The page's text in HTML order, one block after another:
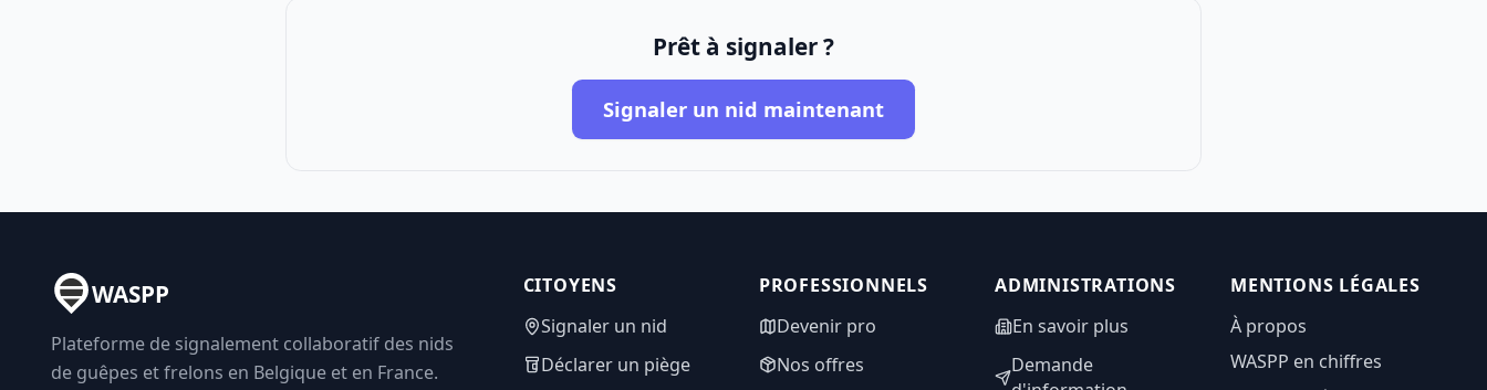
Prêt à signaler ?
Signaler un nid maintenant
WASPP
Plateforme de signalement collaboratif des nids
de guêpes et frelons en Belgique et en France.
CITOYENS
Signaler un nid
Déclarer un piège
PROFESSIONNELS
Devenir pro
Nos offres
ADMINISTRATIONS
En savoir plus
Demande
MENTIONS LÉGALES
À propos
WASPP en chiffres